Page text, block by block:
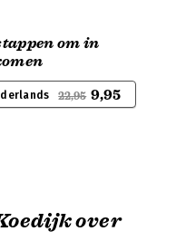
om in
22,95 9,95
over